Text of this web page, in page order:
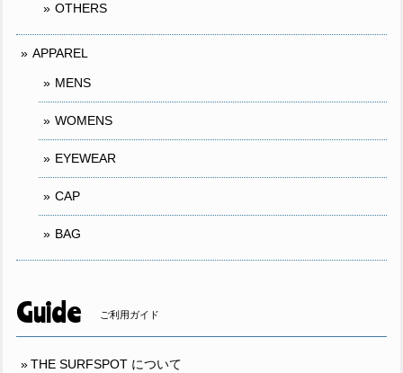
OTHERS
APPAREL
MENS
WOMENS
EYEWEAR
CAP
BAG
Guide ご利用ガイド
THE SURFSPOT について